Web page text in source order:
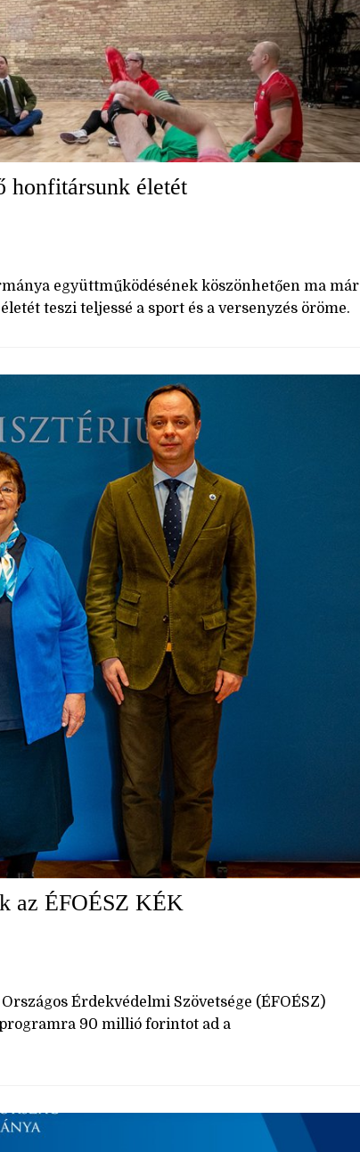
honfitársunk életét
együttműködésének köszönhetően ma már
teszi teljessé a sport és a versenyzés öröme.
az ÉFOÉSZ KÉK
Érdekvédelmi Szövetsége (ÉFOÉSZ)
90 millió forintot ad a